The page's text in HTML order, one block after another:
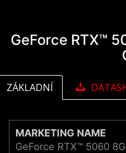
GeForce RTX™
ZÁKLADNÍ
MARKETING NAME
GeForce RTX™ 5060